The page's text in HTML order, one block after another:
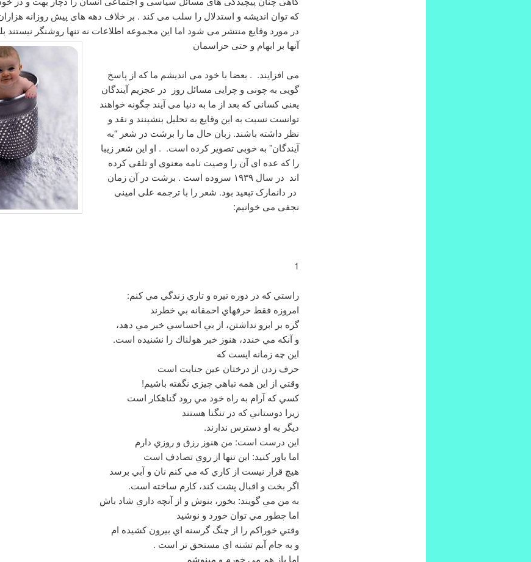
که توان اندیشه و استدلال را سلب می کند . بر خلاف دهه های پیش روزانه
در مورد وقایع منتشر می شود اما این مجموعه اطلاعات نه تنها روشنگر نیستند
آنها بر ابهام و حتی حراسمان
می افزایند. . بعضا با خود می اندیشم ما که از پاسخ
گویی به چونی و چرایی مسائل روز در عجزیم آیندگان
یعنی کسانی که بعد از ما به دنیا می آیند چگونه خواهند
توانست نسبت به این وقایع به تحلیل بنشینند و نقد و
نظر داشته باشند. زبان حال ما را برشت در شعر “به
آیندگان” به خوبی تصویر کرده است. . او این شعر زیبا
را که عده ای آن را وصیت نامه معنوی او تلقی کرده
اند در سال ۱۹۳۹ سروده است . برشت در آن زمان
در دانمارک تبعید بود. شعر را با ترجمه علی امینی
نجفی می خوانیم:
1
راستي كه در دوره تيره و تاري زندگي مي كنم:
امروزه فقط حرفهاي احمقانه بي خطرند
گره بر ابرو نداشتن، از بي احساسي خبر مي دهد،
و آنكه مي خندد، هنوز خبر هولناك را نشنيده است.
اين چه زمانه ايست كه
حرف زدن از درختان عين جنايت است
وقتي از اين همه تباهي چيزي نگفته باشيم!
كسي كه آرام به راه خود مي رود گناهكار است
زيرا دوستاني كه در تنگنا هستند
ديگر به او دسترس ندارند.
اين درست است: من هنوز رزق و روزي دارم
اما باور كنيد: اين تنها از روي تصادف است
هيچ قرار نيست از كاري كه مي كنم نان و آبي برسد
اگر بخت و اقبال پشت كند، كارم ساخته است.
به من مي گويند: بخور، بنوش و از آنچه داري شاد باش
اما چطور مي توان خورد و نوشيد
وقتي خوراكم را از چنگ گرسنه اي بيرون كشيده ام
و به جام آبم تشنه اي مستحق تر است .
اما باز هم مي خورم و مینوشم